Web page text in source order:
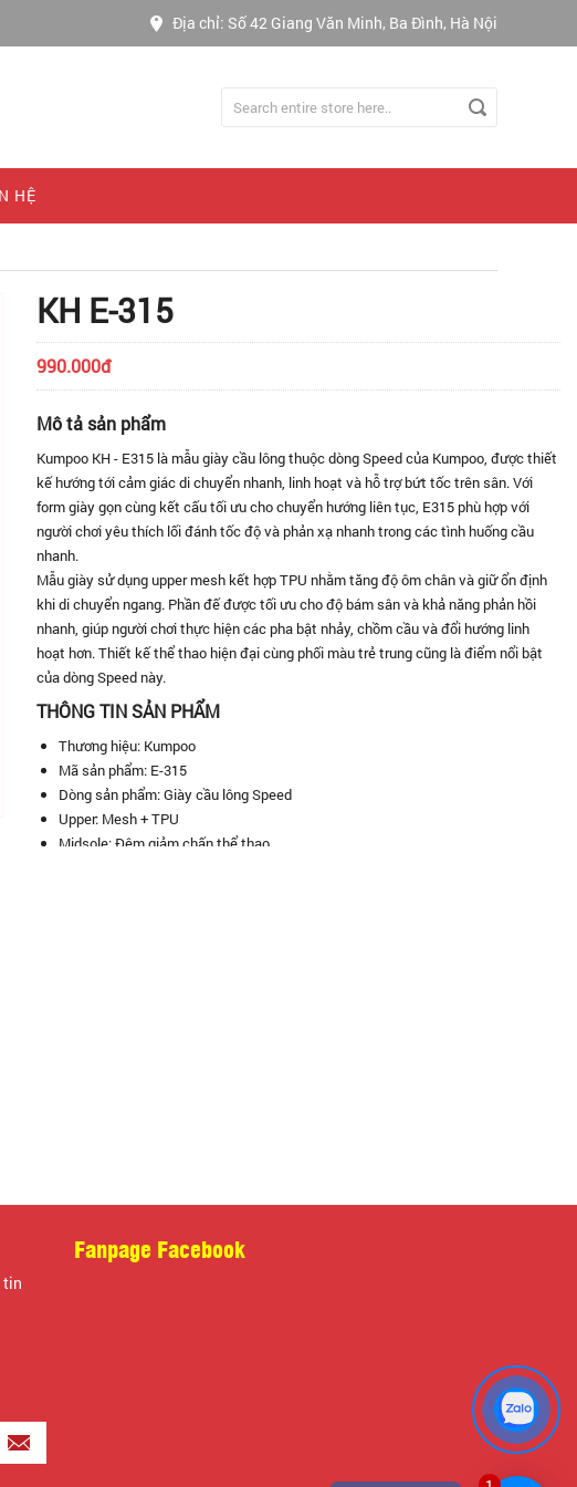
Địa chỉ: Số 42 Giang Văn Minh, Ba Đình, Hà Nội
HỆ
KH E-315
990.000đ
Mô tả sản phẩm
Kumpoo KH - E315 là mẫu giày cầu lông thuộc dòng Speed của Kumpoo, được thiết
kế hướng tới cảm giác di chuyển nhanh, linh hoạt và hỗ trợ bứt tốc trên sân. Với
form giày gọn cùng kết cấu tối ưu cho chuyển hướng liên tục, E315 phù hợp với
người chơi yêu thích lối đánh tốc độ và phản xạ nhanh trong các tình huống cầu
nhanh.
Mẫu giày sử dụng upper mesh kết hợp TPU nhằm tăng độ ôm chân và giữ ổn định
khi di chuyển ngang. Phần đế được tối ưu cho độ bám sân và khả năng phản hồi
nhanh, giúp người chơi thực hiện các pha bật nhảy, chồm cầu và đổi hướng linh
hoạt hơn. Thiết kế thể thao hiện đại cùng phối màu trẻ trung cũng là điểm nổi bật
của dòng Speed này.
THÔNG TIN SẢN PHẨM
Thương hiệu: Kumpoo
Mã sản phẩm: E-315
Dòng sản phẩm: Giày cầu lông Speed
Upper: Mesh + TPU
Midsole: Đệm giảm chấn thể thao
tin
Fanpage Facebook